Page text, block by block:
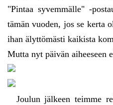
"Pintaa syvemmälle" -
tämän vuoden, jos se kerta
ihan älyttömästi kaikista
Mutta nyt päivän aiheeseen
Joulun jälkeen teimme